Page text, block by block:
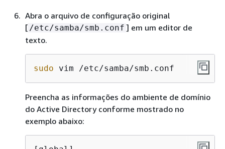
Abra o arquivo de configuração original
[ /etc/samba/smb.conf ] em um editor de
texto.
sudo vim /etc/samba/smb.conf
Preencha as informações do ambiente de domínio
do Active Directory conforme mostrado no
exemplo abaixo: